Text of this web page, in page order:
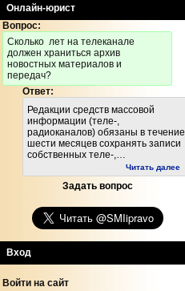
Онлайн-юрист
Вопрос:
Cколько лет на телеканале
должен храниться архив
новостных материалов и
передач?
Ответ:
Редакции средств массовой
информации (теле-,
радиоканалов) обязаны в течение
шести месяцев сохранять записи
собственных теле-,…
Читать далее
Задать вопрос
Вход
Войти на сайт